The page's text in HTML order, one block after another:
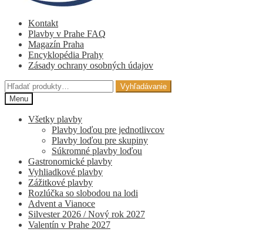
Kontakt
Plavby v Prahe FAQ
Magazín Praha
Encyklopédia Prahy
Zásady ochrany osobných údajov
Hľadať:
Vyhľadávanie
Menu
Všetky plavby
Plavby loďou pre jednotlivcov
Plavby loďou pre skupiny
Súkromné ​​plavby loďou
Gastronomické plavby
Vyhliadkové plavby
Zážitkové plavby
Rozlúčka so slobodou na lodi
Advent a Vianoce
Silvester 2026 / Nový rok 2027
Valentín v Prahe 2027